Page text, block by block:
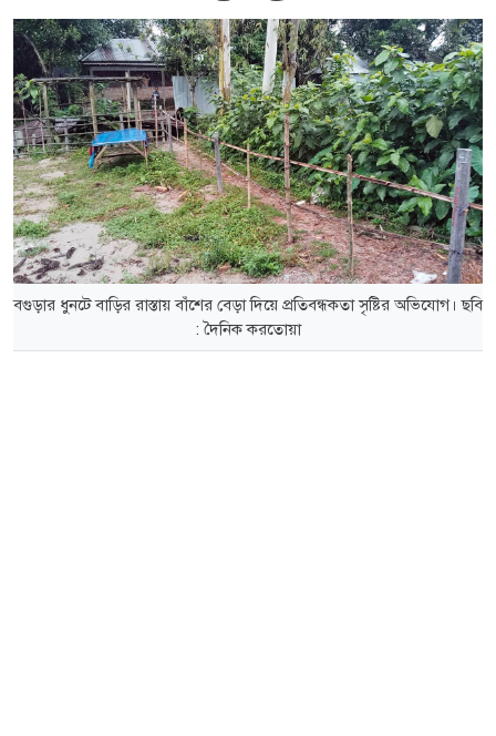
বগুড়ার ধুনটে বাড়ির রাস্তায় বাঁশের বেড়া দিয়ে প্রতিবন্ধকতা সৃষ্টির অভিযোগ। ছবি
: দৈনিক করতোয়া